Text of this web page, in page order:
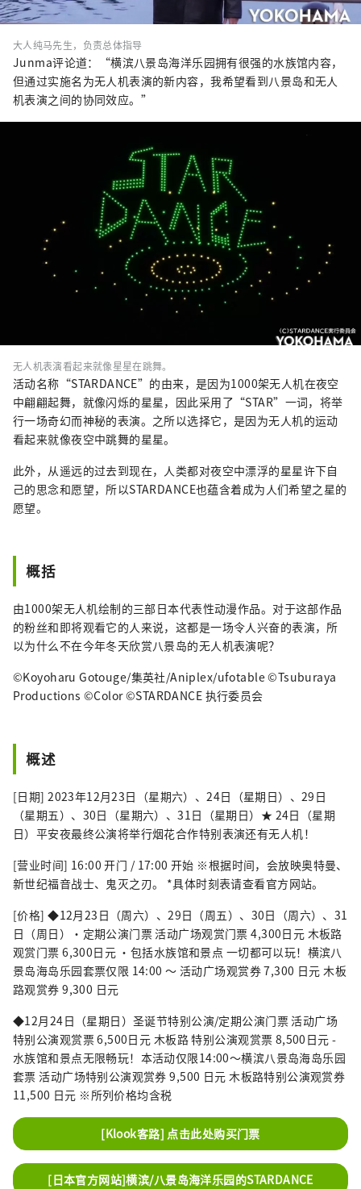
大人纯马先生，负责总体指导
Junma评论道：“横滨八景岛海洋乐园拥有很强的水族馆内容，
但通过实施名为无人机表演的新内容，我希望看到八景岛和无人
机表演之间的协同效应。”
无人机表演看起来就像星星在跳舞。
活动名称“STARDANCE”的由来，是因为1000架无人机在夜空
中翩翩起舞，就像闪烁的星星，因此采用了“STAR”一词，将举
行一场奇幻而神秘的表演。之所以选择它，是因为无人机的运动
看起来就像夜空中跳舞的星星。
此外，从遥远的过去到现在，人类都对夜空中漂浮的星星许下自
己的思念和愿望，所以STARDANCE也蕴含着成为人们希望之星的
愿望。
概括
由1000架无人机绘制的三部日本代表性动漫作品。对于这部作品
的粉丝和即将观看它的人来说，这都是一场令人兴奋的表演，所
以为什么不在今年冬天欣赏八景岛的无人机表演呢？
©Koyoharu Gotouge/集英社/Aniplex/ufotable ©Tsuburaya
Productions ©Color ©STARDANCE 执行委员会
概述
[日期] 2023年12月23日（星期六）、24日（星期日）、29日
（星期五）、30日（星期六）、31日（星期日）★ 24日（星期
日）平安夜最终公演将举行烟花合作特别表演还有无人机！
[营业时间] 16:00 开门 / 17:00 开始 ※根据时间，会放映奥特曼、
新世纪福音战士、鬼灭之刃。 *具体时刻表请查看官方网站。
[价格] ◆12月23日（周六）、29日（周五）、30日（周六）、31
日（周日）・定期公演门票 活动广场观赏门票 4,300日元 木板路
观赏门票 6,300日元 ・包括水族馆和景点 一切都可以玩！横滨八
景岛海岛乐园套票仅限 14:00 ～ 活动广场观赏券 7,300 日元 木板
路观赏券 9,300 日元
◆12月24日（星期日）圣诞节特别公演/定期公演门票 活动广场
特别公演观赏票 6,500日元 木板路 特别公演观赏票 8,500日元 -
水族馆和景点无限畅玩！本活动仅限14:00～横滨八景岛海岛乐园
套票 活动广场特别公演观赏券 9,500 日元 木板路特别公演观赏券
11,500 日元 ※所列价格均含税
[Klook客路] 点击此处购买门票
[日本官方网站]横滨/八景岛海洋乐园的STARDANCE